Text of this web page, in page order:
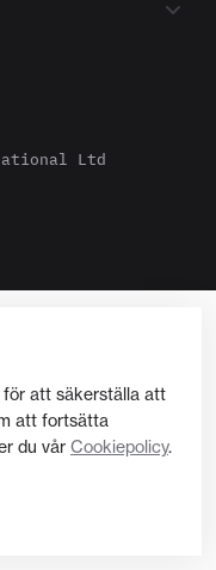
Ltd
för att säkerställa att
att fortsätta
du vår Cookiepolicy.